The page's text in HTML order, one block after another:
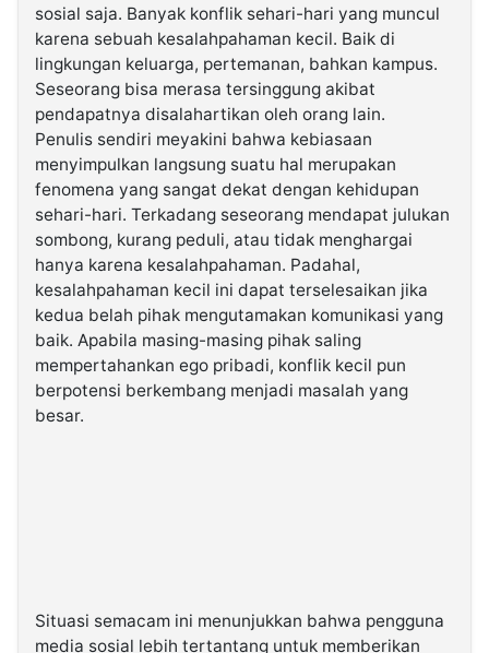
sosial saja. Banyak konflik sehari-hari yang muncul
karena sebuah kesalahpahaman kecil. Baik di
lingkungan keluarga, pertemanan, bahkan kampus.
Seseorang bisa merasa tersinggung akibat
pendapatnya disalahartikan oleh orang lain.
Penulis sendiri meyakini bahwa kebiasaan
menyimpulkan langsung suatu hal merupakan
fenomena yang sangat dekat dengan kehidupan
sehari-hari. Terkadang seseorang mendapat julukan
sombong, kurang peduli, atau tidak menghargai
hanya karena kesalahpahaman. Padahal,
kesalahpahaman kecil ini dapat terselesaikan jika
kedua belah pihak mengutamakan komunikasi yang
baik. Apabila masing-masing pihak saling
mempertahankan ego pribadi, konflik kecil pun
berpotensi berkembang menjadi masalah yang
besar.
Situasi semacam ini menunjukkan bahwa pengguna
media sosial lebih tertantang untuk memberikan